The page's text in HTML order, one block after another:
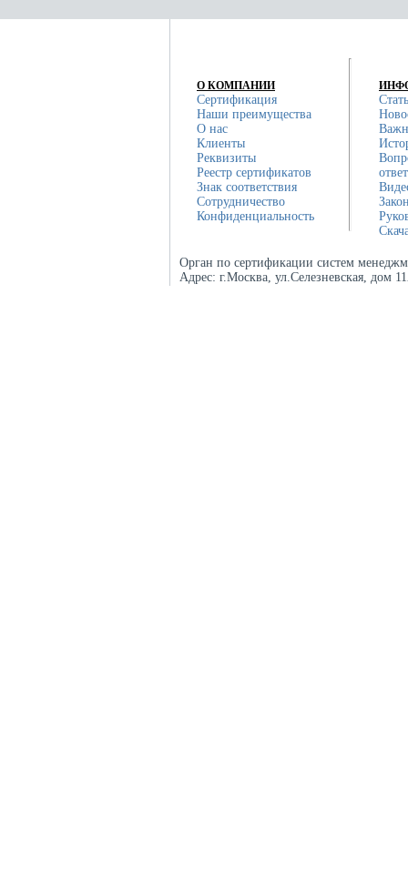
О КОМПАНИИ
Сертификация
Наши преимущества
О нас
Клиенты
Реквизиты
Реестр сертификатов
Знак соответствия
Сотрудничество
Конфиденциальность
Орган по сертификации систем
Адрес: г.Москва, ул.Селезневская, дом